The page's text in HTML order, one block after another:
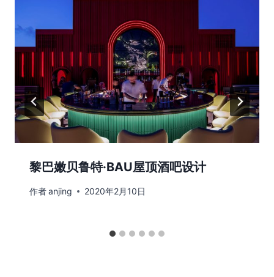
黎巴嫩贝鲁特·BAU屋顶酒吧设计
作者anjing 2020年2月10日